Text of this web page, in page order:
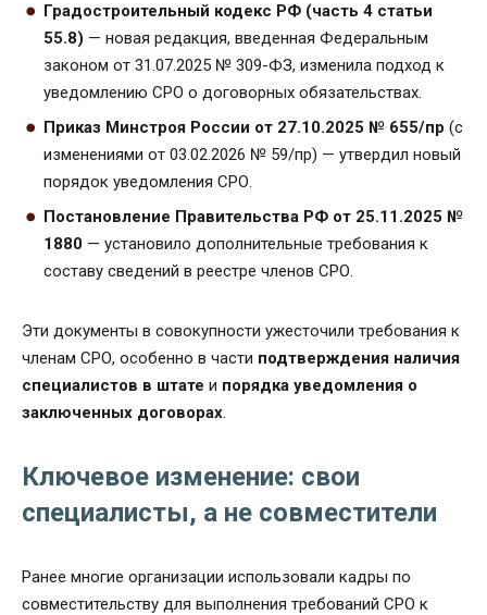
Градостроительный кодекс РФ (часть 4 статьи
55.8) — новая редакция, введенная Федеральным
законом от 31.07.2025 № 309-ФЗ, изменила подход к
уведомлению СРО о договорных обязательствах.
Приказ Минстроя России от 27.10.2025 № 655/пр (с
изменениями от 03.02.2026 № 59/пр) — утвердил новый
порядок уведомления СРО.
Постановление Правительства РФ от 25.11.2025 №
1880 — установило дополнительные требования к
составу сведений в реестре членов СРО.
Эти документы в совокупности ужесточили требования к
членам СРО, особенно в части подтверждения наличия
специалистов в штате и порядка уведомления о
заключенных договорах.
Ключевое изменение: свои
специалисты, а не совместители
Ранее многие организации использовали кадры по
совместительству для выполнения требований СРО к